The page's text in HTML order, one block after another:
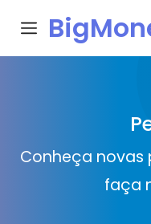
Conheça novas
faça